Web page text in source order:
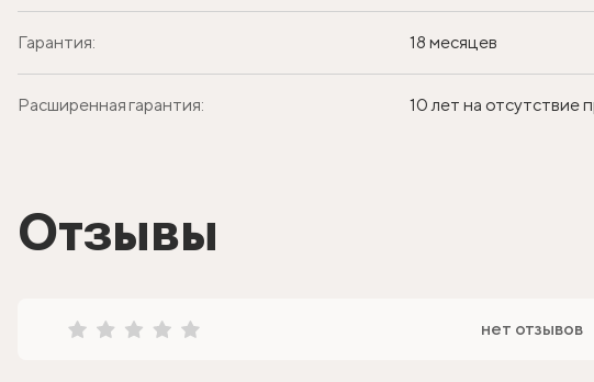
Гарантия: 18 месяцев
Расширенная гарантия: 10 лет на отсутствие
Отзывы
нет отзывов